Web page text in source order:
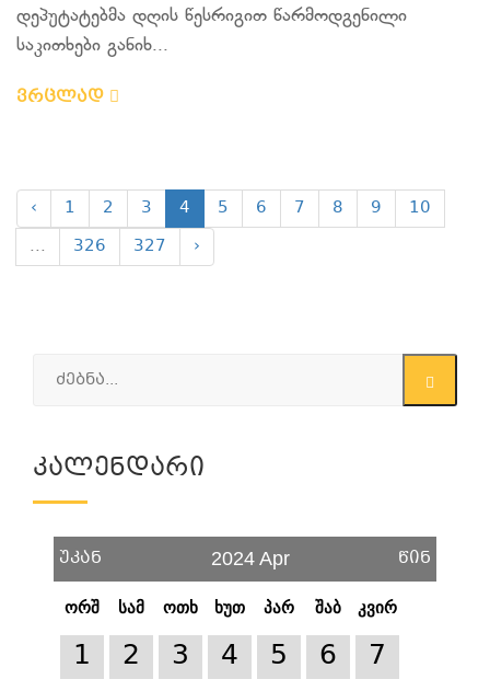
დეპუტატებმა დღის წესრიგით წარმოდგენილი
საკითხები განიხ...
ვრცლად
‹ 1 2 3 4 5 6 7 8 9
10
...
326 327 ›
Კალენდარი
უკან 2024 Apr წინ
ორშ სამ ოთხ ხუთ პარ შაბ კვირ
1 2 3 4 5 6
7